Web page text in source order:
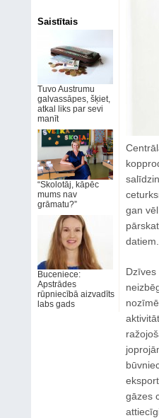
Saistītais
Tuvo Austrumu
galvassāpes, šķiet,
atkal liks par sevi
manīt
“Skolotāj, kāpēc
mums nav
grāmatu?”
Buceniece:
Apstrādes
rūpniecībā aizvadīts
labs gads
gan
datiem.
gāzes